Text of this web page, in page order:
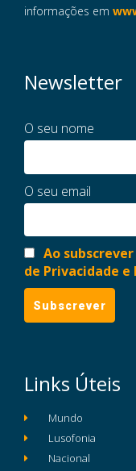
informações em
Links Úteis
Mundo
Lusofonia
Nacional
Newsletter
O seu nome
O seu email
Ao
de Privacidade e